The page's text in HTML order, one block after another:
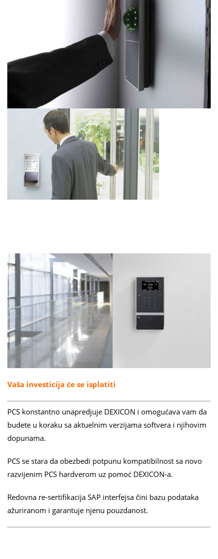
Vaša investicija će se isplatiti
PCS konstantno unapredjuje DEXICON i omogućava vam da
budete u koraku sa aktuelnim verzijama softvera i njihovim
dopunama.
PCS se stara da obezbedi potpunu kompatibilnost sa novo
razvijenim PCS hardverom uz pomoć DEXICON-a.
Redovna re-sertifikacija SAP interfejsa čini bazu podataka
ažuriranom i garantuje njenu pouzdanost.